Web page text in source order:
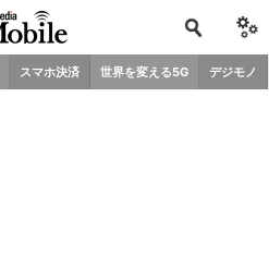
スマホ決済 世界を変える5G デジモノ